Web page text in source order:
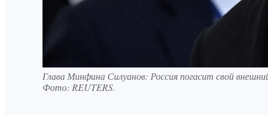
Глава Минфина Силуанов: Россия погасит свой
Фото: REUTERS.